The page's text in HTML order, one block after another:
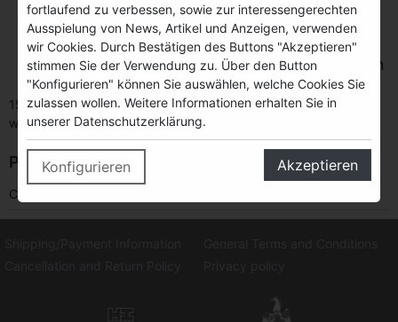
Die besten Weine Deutschlands von
Gault Millau
150 special wine recommendations and portraits of selected
winemakers who help shape the image of Germany's top wines.
PRODUCT INFORMATION
CATEGORY
fortlaufend zu verbessen, sowie zur interessengerechten
Ausspielung von News, Artikel und Anzeigen, verwenden
wir Cookies. Durch Bestätigen des Buttons "Akzeptieren"
stimmen Sie der Verwendung zu. Über den Button
"Konfigurieren" können Sie auswählen, welche Cookies Sie
zulassen wollen. Weitere Informationen erhalten Sie in
unserer Datenschutzerklärung.
Konfigurieren Akzeptieren